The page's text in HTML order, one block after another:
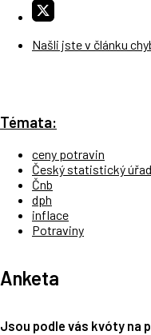
Našli jste v článku
Témata:
ceny potravin
Český statistický úřad
Čnb
dph
inflace
Potraviny
Anketa
Jsou podle vás kvóty na